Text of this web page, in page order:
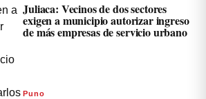
Juliaca: Vecinos de dos sectores
exigen a municipio autorizar ingreso
de más empresas de servicio urbano
Puno